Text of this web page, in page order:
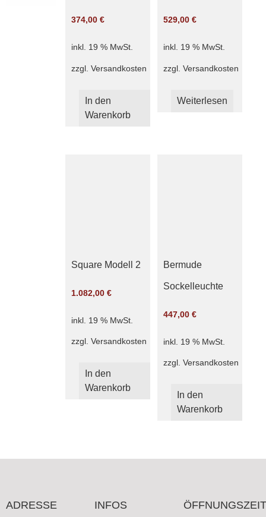
374,00 €
inkl. 19 % MwSt.
zzgl. Versandkosten
In den
Warenkorb
529,00 €
inkl. 19 % MwSt.
zzgl. Versandkosten
Weiterlesen
Square Modell 2
1.082,00 €
inkl. 19 % MwSt.
zzgl. Versandkosten
In den
Warenkorb
Bermude
Sockelleuchte
447,00 €
inkl. 19 % MwSt.
zzgl. Versandkosten
In den
Warenkorb
ADRESSE INFOS